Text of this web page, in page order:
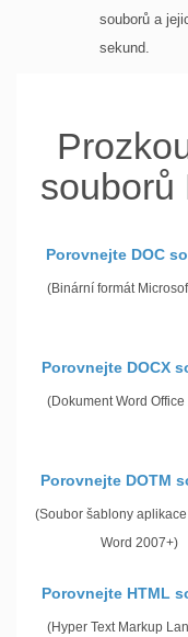
souborů a
sekund.
souborů
Porovnejte DOC
(Binární formát
Porovnejte DOCX
(Dokument Word
Porovnejte DOTM
(Soubor šablony
Word 2007+)
Porovnejte HTML
(Hyper Text Markup